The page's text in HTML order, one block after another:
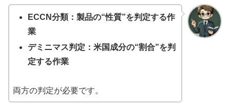
ECCN分類：製品の“性質”を判定する作
業
デミニマス判定：米国成分の“割合”を判
定する作業
両方の判定が必要です。